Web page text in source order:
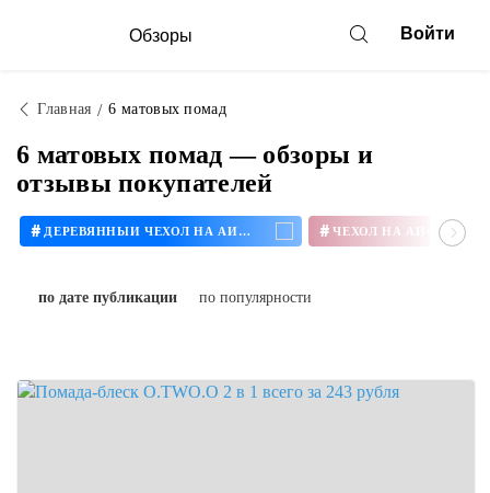
Обзоры Войти
Главная 6 матовых помад
6 матовых помад — обзоры и
отзывы покупателей
# ДЕРЕВЯННЫЙ ЧЕХОЛ НА АЙФОН # ЧЕХОЛ НА АЙФОН 11
по дате публикации по популярности